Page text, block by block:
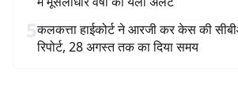
5कलकत्ता हाईकोर्ट ने आरजी कर केस की
रिपोर्ट, 28 अगस्त तक का दिया समय